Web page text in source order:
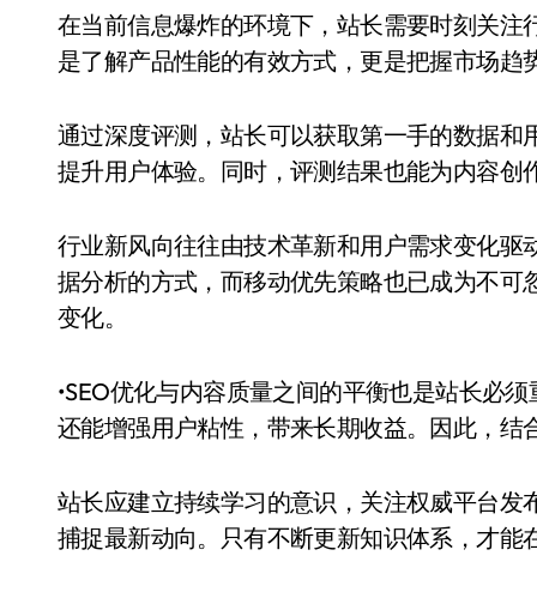
在当前信息爆炸的环境下，站长需要时刻关
是了解产品性能的有效方式，更是把握市场趋
通过深度评测，站长可以获取第一手的数据
提升用户体验。同时，评测结果也能为内容
行业新风向往往由技术革新和用户需求变化
据分析的方式，而移动优先策略也已成为不
变化。
•SEO优化与内容质量之间的平衡也是站长必
还能增强用户粘性，带来长期收益。因此，
站长应建立持续学习的意识，关注权威平台
捕捉最新动向。只有不断更新知识体系，才能